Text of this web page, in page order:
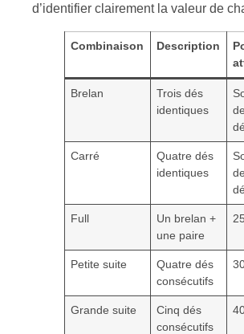
d’identifier clairement la valeur de
Combinaison Description
Brelan
Trois dés
identiques
Carré
Quatre dés
identiques
Full
Un brelan +
une paire
Petite suite
Quatre dés
consécutifs
Grande suite
Cinq dés
consécutifs